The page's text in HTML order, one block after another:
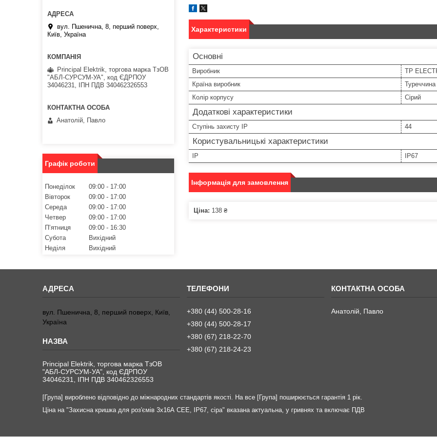
Характеристики
Основні
Виробник
TP
Країна виробник
Туреччина
Колір корпусу
Сірий
Додаткові характеристики
Ступінь захисту IP 44
Користувальницькі характеристики
IP IP67
Інформація для замовлення
Ціна: 138 ₴
вул. Пшенична, 8, перший поверх,
Київ, Україна
Principal Elektrik, торгова марка ТзОВ
"АБЛ-СУРСУМ-УА", код ЄДРПОУ
34046231, ІПН ПДВ 340462326553
Анатолій, Павло
Графік роботи
Понеділок 09:00
17:00
Вівторок
09:00
17:00
Середа
09:00
17:00
Четвер
09:00
17:00
Пʼятниця
09:00
16:30
Субота
Вихідний
Неділя
Вихідний
вул. Пшенична, 8, перший поверх, Київ,
Україна
Principal Elektrik, торгова марка ТзОВ
"АБЛ-СУРСУМ-УА", код ЄДРПОУ
34046231, ІПН ПДВ 340462326553
+380 (44) 500-28-16
+380 (44) 500-28-17
+380 (67) 218-22-70
+380 (67) 218-24-23
Анатолій, Павло
[Група] вироблено відповідно до міжнародних стандартів якості. На все [Група] поширюється гарантія 1 рік.
Ціна на "Захисна кришка для роз'ємів 3х16А СЕЕ, IP67, сіра" вказана актуальна, у гривнях та включає ПДВ